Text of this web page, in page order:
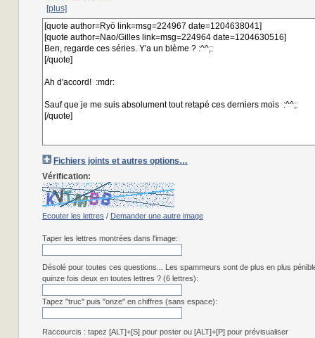
[plus]
Fichiers joints et autres options…
Vérification:
Ecouter les lettres / Demander une autre image
Taper les lettres montrées dans l'image:
Désolé pour toutes ces questions... Les spammeurs sont de plus en plus
quinze fois deux en toutes lettres ? (6 lettres):
Tapez "truc" puis "onze" en chiffres (sans espace):
Raccourcis : tapez [ALT]+[S] pour poster ou [ALT]+[P] pour prévisualiser